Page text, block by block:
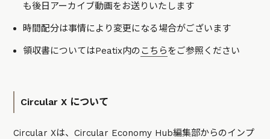
も後日アーカイブ動画をお送りいたします
時間配分は事情により変更になる場合がございます
領収書についてはPeatix内のこちらをご参照ください
Circular X について
Circular Xは、Circular Economy Hub編集部からのインプ